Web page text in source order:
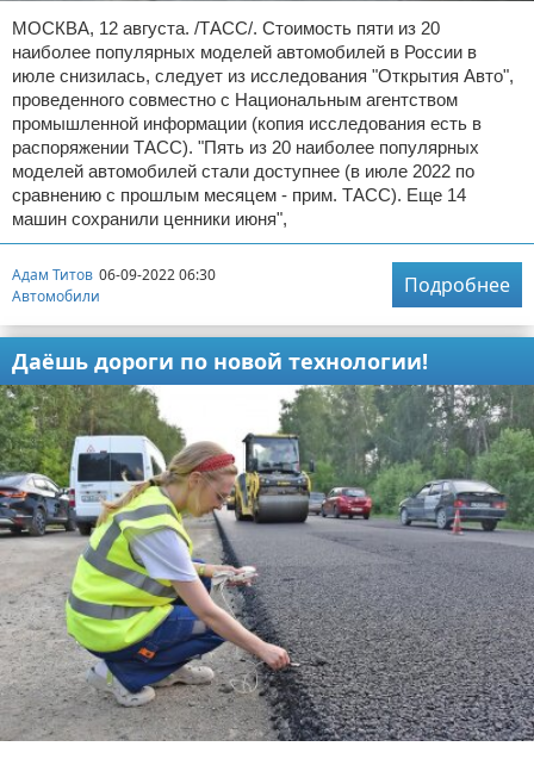
МОСКВА, 12 августа. /ТАСС/. Стоимость пяти из 20
наиболее популярных моделей автомобилей в России в
июле снизилась, следует из исследования "Открытия Авто",
проведенного совместно с Национальным агентством
промышленной информации (копия исследования есть в
распоряжении ТАСС). "Пять из 20 наиболее популярных
моделей автомобилей стали доступнее (в июле 2022 по
сравнению с прошлым месяцем - прим. ТАСС). Еще 14
машин сохранили ценники июня",
Адам Титов 06-09-2022 06:30
Автомобили
Подробнее
Даёшь дороги по новой технологии!